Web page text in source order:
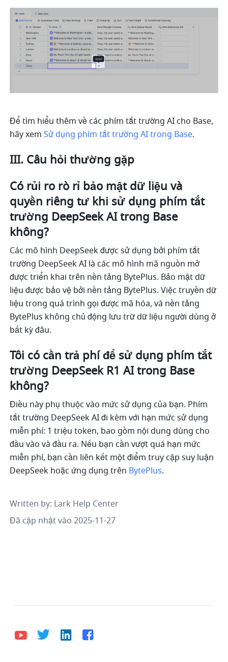
Để tìm hiểu thêm về các phím tắt trường AI cho Base,
hãy xem Sử dụng phím tắt trường AI trong Base.
III. Câu hỏi thường gặp
Có rủi ro rò rỉ bảo mật dữ liệu và
quyền riêng tư khi sử dụng phím tắt
trường DeepSeek AI trong Base
không?
Các mô hình DeepSeek được sử dụng bởi phím tắt
trường DeepSeek AI là các mô hình mã nguồn mở
được triển khai trên nền tảng BytePlus. Bảo mật dữ
liệu được bảo vệ bởi nền tảng BytePlus. Việc truyền dữ
liệu trong quá trình gọi được mã hóa, và nền tảng
BytePlus không chủ động lưu trữ dữ liệu người dùng ở
bất kỳ đâu.
Tôi có cần trả phí để sử dụng phím tắt
trường DeepSeek R1 AI trong Base
không?
Điều này phụ thuộc vào mức sử dụng của bạn. Phím
tắt trường DeepSeek AI đi kèm với hạn mức sử dụng
miễn phí: 1 triệu token, bao gồm nội dung dùng cho
đầu vào và đầu ra. Nếu bạn cần vượt quá hạn mức
miễn phí, bạn cần liên kết một điểm truy cập suy luận
DeepSeek hoặc ứng dụng trên BytePlus.
Written by: Lark Help Center
Đã cập nhật vào 2025-11-27